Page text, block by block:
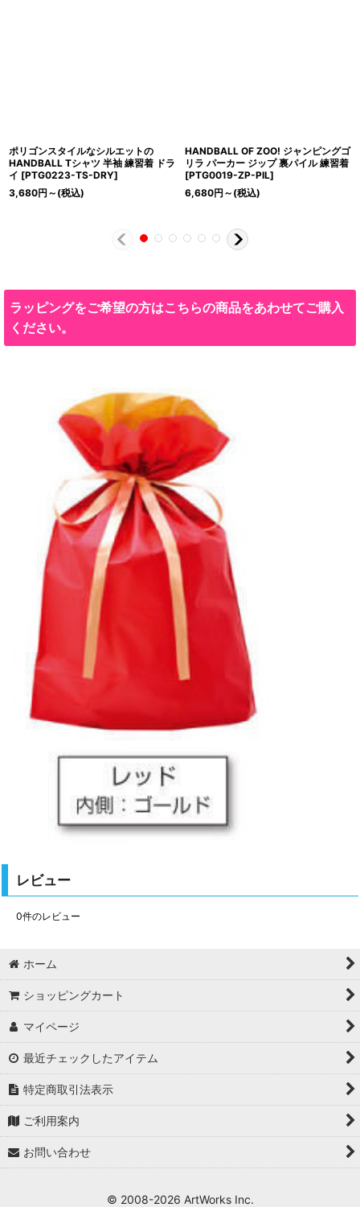
ポリゴンスタイルなシルエットの
HANDBALL Tシャツ 半袖 練習着 ドラ
イ [PTG0223-TS-DRY]
3,680円 ～ (税込)
HANDBALL OF ZOO! ジャンピングゴ
リラ パーカー ジップ 裏パイル 練習着
[PTG0019-ZP-PIL]
6,680円 ～ (税込)
ラッピングをご希望の方はこちらの商品をあわせてご購入
ください。
レビュー
0件のレビュー
ホーム
ショッピングカート
マイページ
最近チェックしたアイテム
特定商取引法表示
ご利用案内
お問い合わせ
© 2008-2026 ArtWorks Inc.